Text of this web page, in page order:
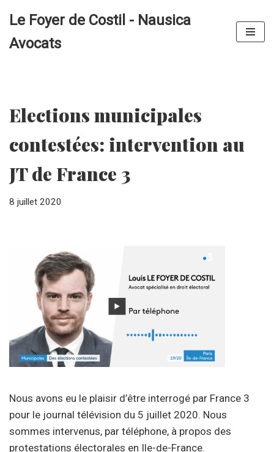
au
Le Foyer de Costil - Nausica
Avocats
Elections municipales
contestées: intervention au
JT de France 3
8 juillet 2020
Nous avons eu le plaisir d’être interrogé par France 3
pour le journal télévision du 5 juillet 2020. Nous
sommes intervenus, par téléphone, à propos des
protestations électorales en Ile-de-France.